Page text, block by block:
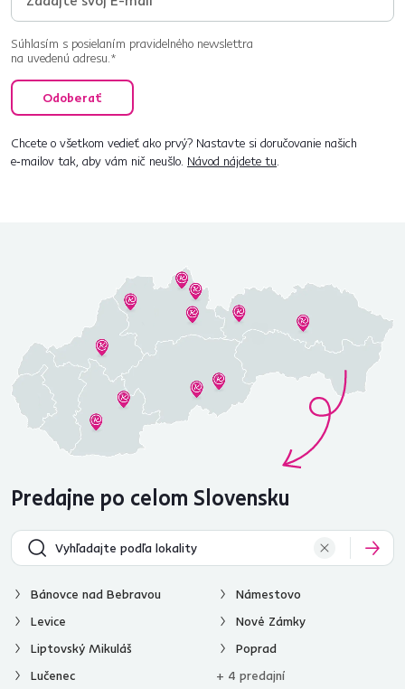
Súhlasím s posielaním pravidelného newslettra
na uvedenú adresu.*
Odoberať
Chcete o všetkom vedieť ako prvý? Nastavte si doručovanie našich
e‑mailov tak, aby vám nič neušlo. Návod nájdete tu.
Predajne po celom Slovensku
Bánovce nad Bebravou
Levice
Liptovský Mikuláš
Lučenec
Námestovo
Nové Zámky
Poprad
+ 4 predajní